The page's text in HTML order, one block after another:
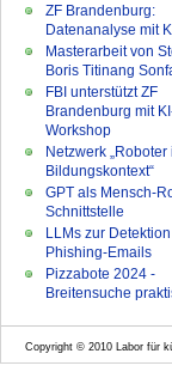
ZF Brandenburg:
Datenanalyse mit
Masterarbeit von
Boris Titinang
FBI unterstützt ZF
Brandenburg mit
Workshop
Netzwerk „Roboter
Bildungskontext“
GPT als Mensch-
Schnittstelle
LLMs zur
Phishing-Emails
Pizzabote 2024 -
Breitensuche
Copyright © 2010 Labor für